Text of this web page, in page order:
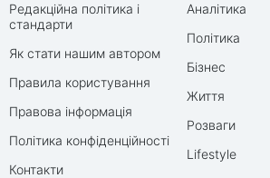
Редакційна політика і
стандарти
Як стати нашим автором
Правила користування
Правова інформація
Політика конфіденційності
Контакти
Аналітика
Політика
Бізнес
Життя
Розваги
Lifestyle